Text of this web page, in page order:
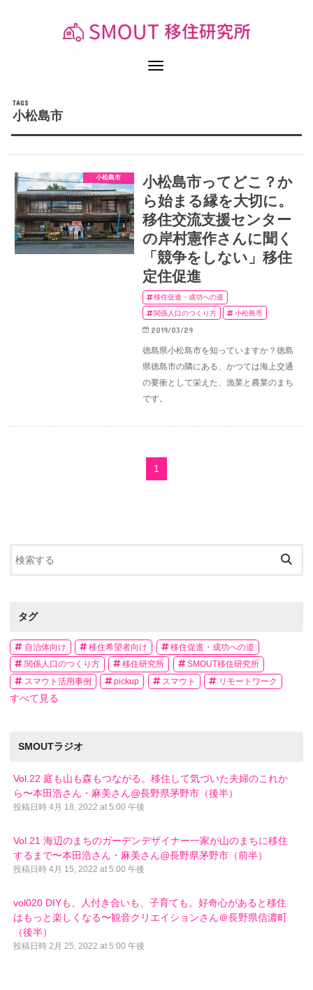
小松島市
小松島市
小松島市ってどこ？か
ら始まる縁を大切に。
移住交流支援センター
の岸村憲作さんに聞く
「競争をしない」移住
定住促進
移住促進・成功への道
関係人口のつくり方 小松島市
2019/03/29
徳島県小松島市を知っていますか？徳島
県徳島市の隣にある、かつては海上交通
の要衝として栄えた、漁業と農業のまち
です。
1
タグ
自治体向け 移住希望者向け
移住促進・成功への道
関係人口のつくり方
移住研究所
SMOUT移住研究所
スマウト活用事例
pickup スマウト リモートワーク
すべて見る
SMOUTラジオ
Vol.22 庭も山も森もつながる。移住して気づいた夫婦のこれか
ら〜本田浩さん・麻美さん@長野県茅野市（後半）
投稿日時 4月 18, 2022 at 5:00 午後
Vol.21 海辺のまちのガーデンデザイナー一家が山のまちに移住
するまで〜本田浩さん・麻美さん@長野県茅野市（前半）
投稿日時 4月 15, 2022 at 5:00 午後
vol020 DIYも、人付き合いも、子育ても。好奇心があると移住
はもっと楽しくなる〜観音クリエイションさん＠長野県信濃町
（後半）
投稿日時 2月 25, 2022 at 5:00 午後